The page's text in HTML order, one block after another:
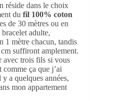
réside dans le choix
du fil 100% coton
de 30 mètres ou en
adulte,
1 mètre chacun, tandis
suffiront amplement.
avec trois fils si vous
comme ça que j’ai
a quelques années,
mon appartement